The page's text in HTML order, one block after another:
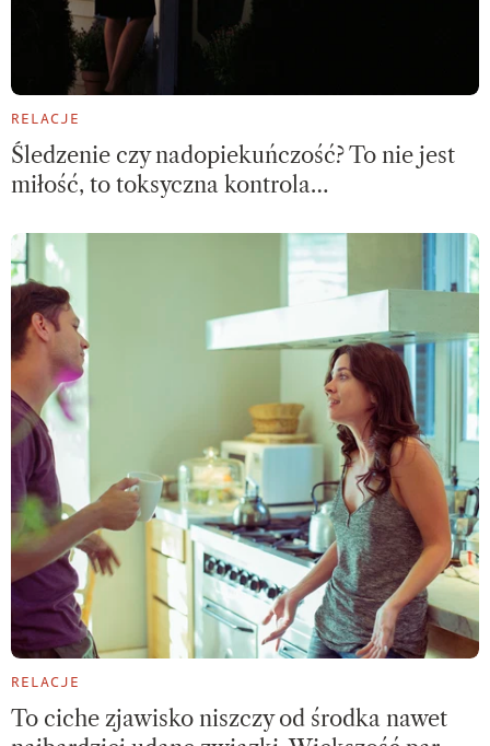
RELACJE
Śledzenie czy nadopiekuńczość? To nie jest
miłość, to toksyczna kontrola…
RELACJE
To ciche zjawisko niszczy od środka nawet